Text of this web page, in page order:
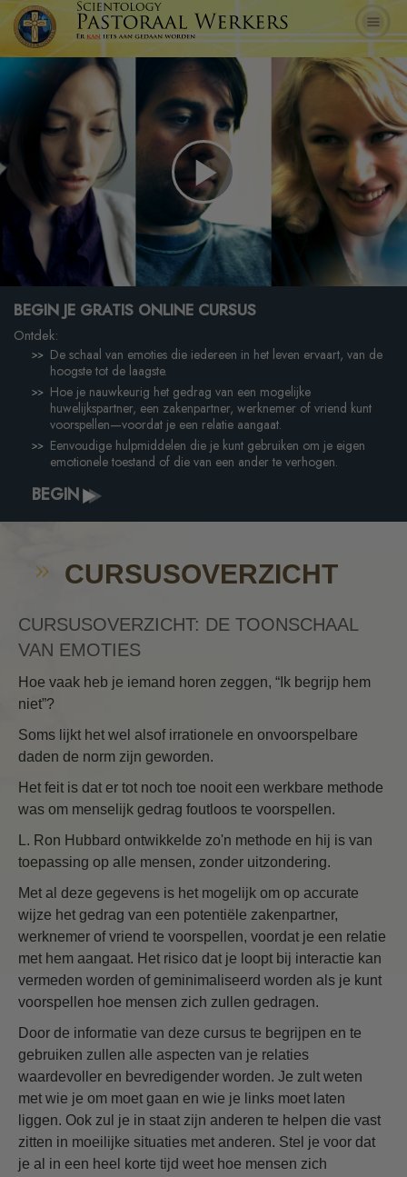
Play
Video
BEGIN JE GRATIS ONLINE CURSUS
Ontdek:
De schaal van emoties die iedereen in het leven ervaart, van de
hoogste tot de laagste.
Hoe je nauwkeurig het gedrag van een mogelijke
huwelijkspartner, een zakenpartner, werknemer of vriend kunt
voorspellen—voordat je een relatie aangaat.
Eenvoudige hulpmiddelen die je kunt gebruiken om je eigen
emotionele toestand of die van een ander te verhogen.
BEGIN
CURSUSOVERZICHT
CURSUSOVERZICHT: DE TOONSCHAAL
VAN EMOTIES
Hoe vaak heb je iemand horen zeggen, “Ik begrijp hem
niet”?
Soms lijkt het wel alsof irrationele en onvoorspelbare
daden de norm zijn geworden.
Het feit is dat er tot noch toe nooit een werkbare methode
was om menselijk gedrag foutloos te voorspellen.
L. Ron Hubbard ontwikkelde zo'n methode en hij is van
toepassing op alle mensen, zonder uitzondering.
Met al deze gegevens is het mogelijk om op accurate
wijze het gedrag van een potentiële zakenpartner,
werknemer of vriend te voorspellen, voordat je een relatie
met hem aangaat. Het risico dat je loopt bij interactie kan
vermeden worden of geminimaliseerd worden als je kunt
voorspellen hoe mensen zich zullen gedragen.
Door de informatie van deze cursus te begrijpen en te
gebruiken zullen alle aspecten van je relaties
waardevoller en bevredigender worden. Je zult weten
met wie je om moet gaan en wie je links moet laten
liggen. Ook zul je in staat zijn anderen te helpen die vast
zitten in moeilijke situaties met anderen. Stel je voor dat
je al in een heel korte tijd weet hoe mensen zich